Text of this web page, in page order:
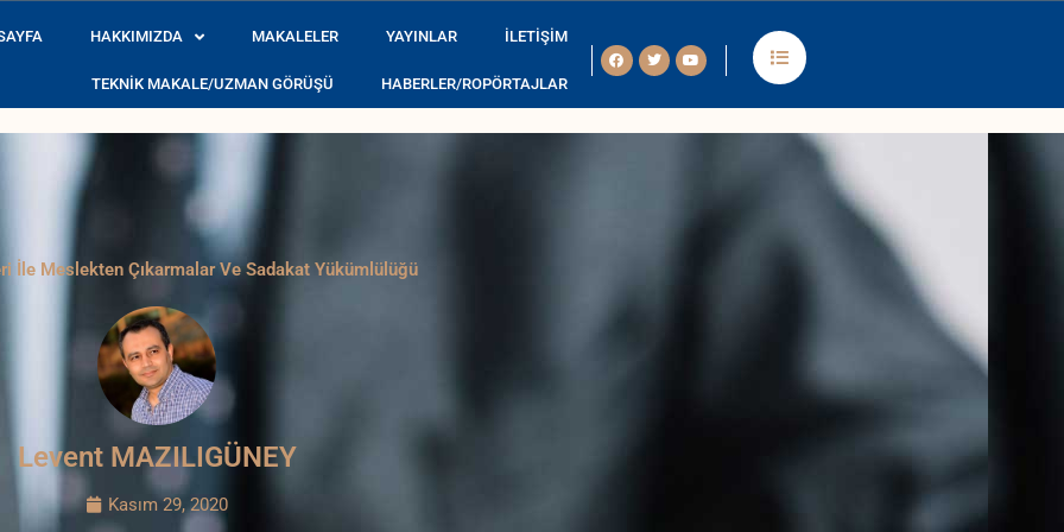
HAKKIMIZDA MAKALELER YAYINLAR İLETIŞIM
TEKNIK MAKALE/UZMAN GÖRÜŞÜ HABERLER/ROPÖRTAJLAR
récent dont oncasino en ligne nouveauobserve l’interface, l’organisation des jeux, l’espace
İle Meslekten Çıkarmalar Ve Sadakat Yükümlülüğü
Levent MAZILIGÜNEY
Kasım 29, 2020